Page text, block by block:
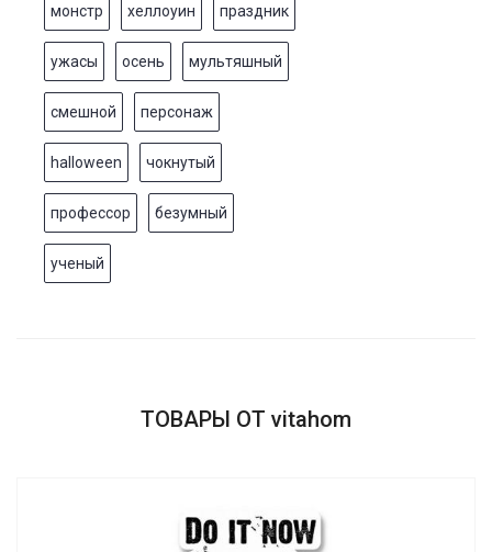
монстр хеллоуин праздник
ужасы осень мультяшный
смешной персонаж
halloween чокнутый
профессор безумный
ученый
ТОВАРЫ ОТ vitahom